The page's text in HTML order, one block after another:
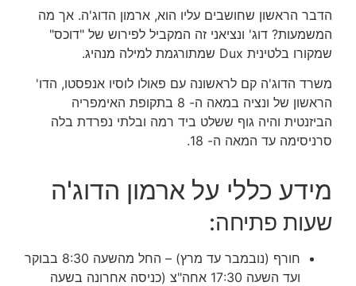
הדבר הראשון שחושבים עליו הוא, ארמון הדוג'ה. אך מה
המשמעות? דוג' ונציאני זה המקביל לפירוש של "דוכס"
שמקורו בלטינית Dux שמתורגמת למילה מנהיג.
משרד הדוג'ה קם לראשונה עם פאולו לוסיו אנפסטו, הדו'
הראשון של ונציה במאה ה- 8 בתקופת האימפריה
הביזנטית והיה גוף ששלט ביד רמה ובלתי נפרדת בלה
סרניסימה עד המאה ה- 18.
מידע כללי על ארמון הדוג'ה
שעות פתיחה:
חורף (נובמבר עד מרץ) – החל מהשעה 8:30 בבוקר
ועד השעה 17:30
אחה"צ (כניסה אחרונה בשעה